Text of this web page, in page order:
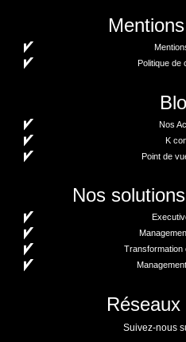
Politique de
Nos
K
Point de
Nos
Transformation
Suivez-nous